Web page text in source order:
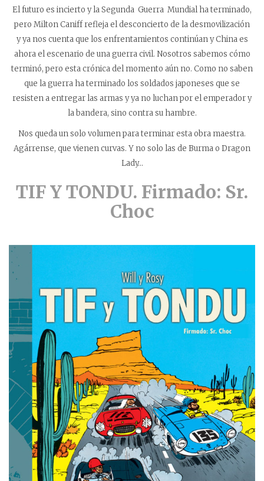
El futuro es incierto y la Segunda Guerra Mundial ha terminado,
pero Milton Caniff refleja el desconcierto de la desmovilización
y ya nos cuenta que los enfrentamientos continúan y China es
ahora el escenario de una guerra civil. Nosotros sabemos cómo
terminó, pero esta crónica del momento aún no. Como no saben
que la guerra ha terminado los soldados japoneses que se
resisten a entregar las armas y ya no luchan por el emperador y
la bandera, sino contra su hambre.
Nos queda un solo volumen para terminar esta obra maestra.
Agárrense, que vienen curvas. Y no solo las de Burma o Dragon
Lady…
TIF Y TONDU. Firmado: Sr.
Choc